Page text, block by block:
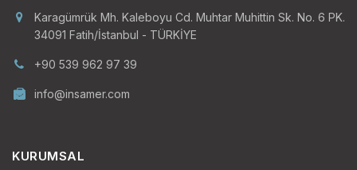
Karagümrük Mh. Kaleboyu Cd. Muhtar Muhittin Sk. No. 6 PK.
34091 Fatih/İstanbul - TÜRKİYE
+90 539 962 97 39
info@insamer.com
KURUMSAL